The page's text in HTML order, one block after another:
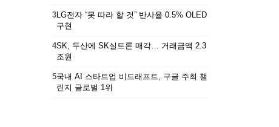
3LG전자 “못 따라 할 것” 반사율 0.5% OLED
구현
4SK, 두산에 SK실트론 매각… 거래금액 2.3
조원
5국내 AI 스타트업 비드래프트, 구글 주최 챌
린지 글로벌 1위